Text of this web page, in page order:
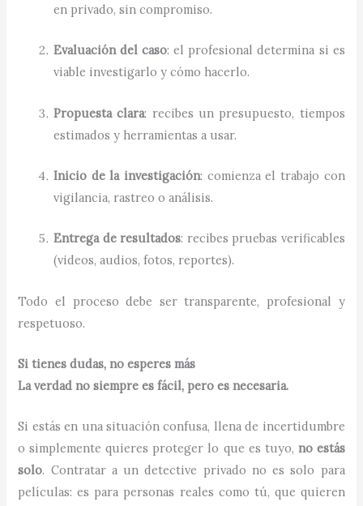
en privado, sin compromiso.
Evaluación del caso: el profesional determina si es
viable investigarlo y cómo hacerlo.
Propuesta clara: recibes un presupuesto, tiempos
estimados y herramientas a usar.
Inicio de la investigación: comienza el trabajo con
vigilancia, rastreo o análisis.
Entrega de resultados: recibes pruebas verificables
(videos, audios, fotos, reportes).
Todo el proceso debe ser transparente, profesional y
respetuoso.
Si tienes dudas, no esperes más
La verdad no siempre es fácil, pero es necesaria.
Si estás en una situación confusa, llena de incertidumbre
o simplemente quieres proteger lo que es tuyo, no estás
solo. Contratar a un detective privado no es solo para
películas: es para personas reales como tú, que quieren